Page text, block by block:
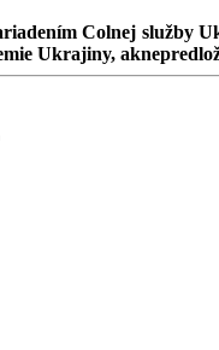
Colnej služby
Ukrajiny,